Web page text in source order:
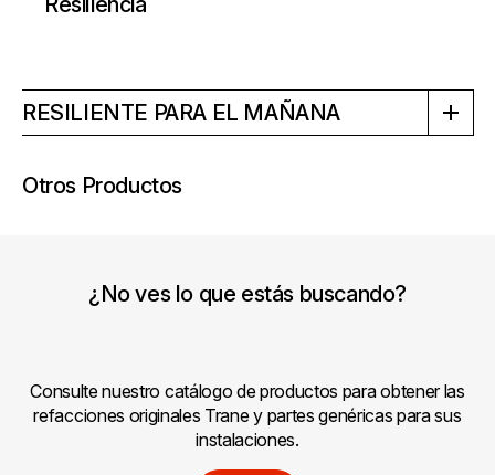
RESILIENTE PARA EL MAÑANA
Otros Productos
¿No ves lo que estás buscando?
Consulte nuestro catálogo de productos para obtener las
refacciones originales Trane y partes genéricas para sus
instalaciones.